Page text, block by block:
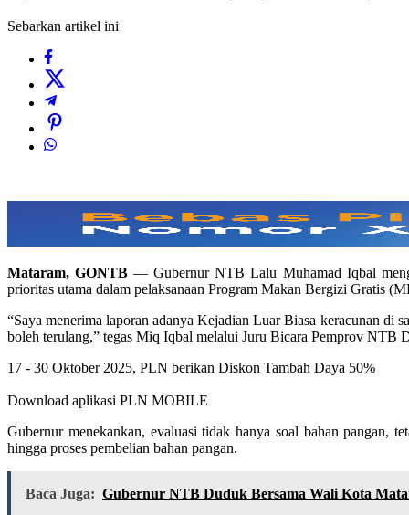
Sebarkan artikel ini
Mataram, GONTB — Gubernur NTB Lalu Muhamad Iqbal
prioritas utama dalam pelaksanaan Program Makan Bergizi Gratis
“Saya menerima laporan adanya Kejadian Luar Biasa keracunan di
boleh terulang,” tegas Miq Iqbal melalui Juru Bicara Pemprov
17 - 30 Oktober 2025, PLN berikan Diskon Tambah Daya 50%
Download aplikasi PLN MOBILE
Gubernur menekankan, evaluasi tidak hanya soal bahan pangan,
hingga proses pembelian bahan pangan.
Baca Juga: Gubernur NTB Duduk Bersama Wali Kota